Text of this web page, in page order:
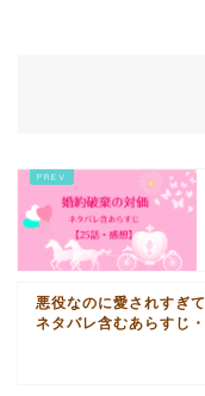
悪役なのに愛されすぎ
ネタバレ含むあらすじ